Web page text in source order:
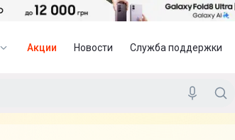
Акции Новости Служба поддержки